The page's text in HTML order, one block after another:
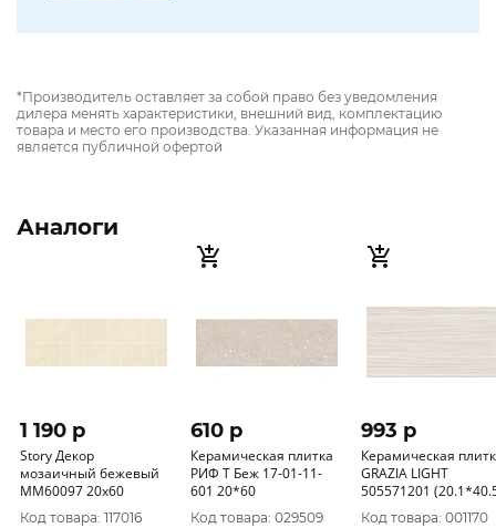
*Производитель оставляет за собой право без уведомления
дилера менять характеристики, внешний вид, комплектацию
товара и место его производства. Указанная информация не
является публичной офертой
Аналоги
1 190 p
Story Декор
мозаичный бежевый
MM60097 20х60
Код товара: 117016
610 p
Керамическая плитка
РИФ Т Беж 17-01-11-
601 20*60
Код товара: 029509
993 p
Керамическая
GRAZIA LIGHT
505571201
Код товара: 001170